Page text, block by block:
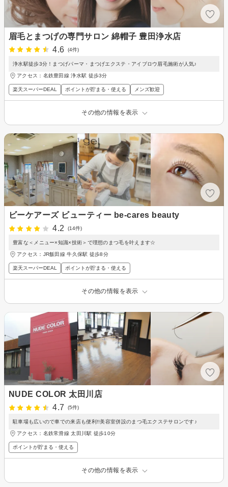
眉毛とまつげの専門サロン 綿帽子 豊田浄水店
4.6
(4件)
浄水駅徒歩3分！まつげパーマ・まつげエクステ・アイブロウ眉毛施術が人気♪
アクセス：名鉄豊田線 浄水駅 徒歩3分
楽天スーパーDEAL ポイントが貯まる・使える メンズ歓迎
その他の情報を表示
ビーケアーズ ビューティー be-cares beauty
4.2
(14件)
豊富な＜メニュー×知識×技術＞で理想のまつ毛を叶えます☆
アクセス：JR飯田線 牛久保駅 徒歩8分
楽天スーパーDEAL ポイントが貯まる・使える
その他の情報を表示
NUDE COLOR 太田川店
4.7
(5件)
駐車場も広いので車での来店も便利!!美容室併設のまつ毛エクステサロンです♪
アクセス：名鉄常滑線 太田川駅 徒歩10分
ポイントが貯まる・使える
その他の情報を表示